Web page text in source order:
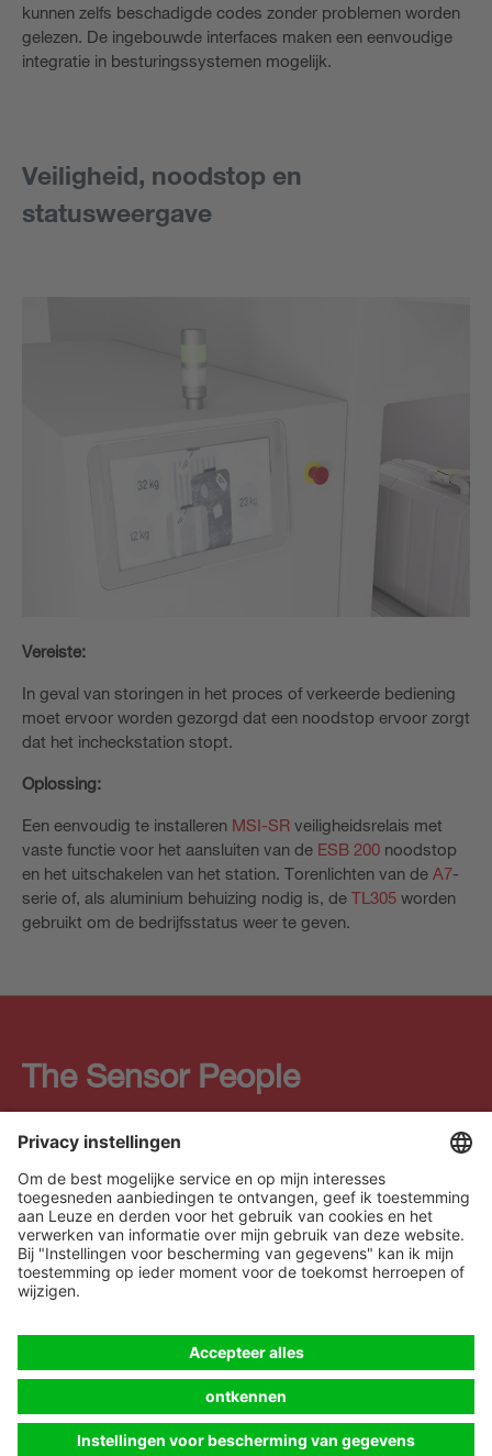
kunnen zelfs beschadigde codes zonder problemen worden
gelezen. De ingebouwde interfaces maken een eenvoudige
integratie in besturingssystemen mogelijk.
Veiligheid, noodstop en
statusweergave
Vereiste:
In geval van storingen in het proces of verkeerde bediening
moet ervoor worden gezorgd dat een noodstop ervoor zorgt
dat het incheckstation stopt.
Oplossing:
Een eenvoudig te installeren MSI-SR veiligheidsrelais met
vaste functie voor het aansluiten van de ESB 200 noodstop
en het uitschakelen van het station. Torenlichten van de A7-
serie of, als aluminium behuizing nodig is, de TL305 worden
gebruikt om de bedrijfsstatus weer te geven.
The Sensor People
Nieuwsbrief
Volg ons
Contact
* Alle prijzen excl. btw en
anders vermeld.
Gegevensbescherming
Cookie Einstellungen
Impressum
B2B
Algemene voorwaarden
CE